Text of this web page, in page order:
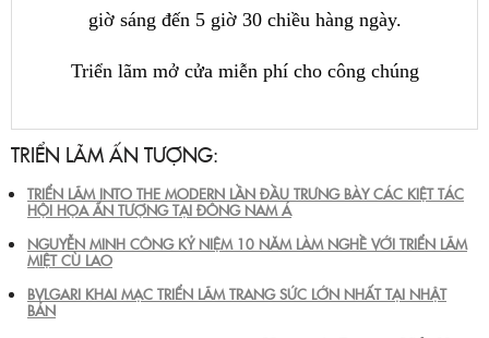
giờ sáng đến 5 giờ 30 chiều hàng ngày.
Triển lãm mở cửa miễn phí cho công chúng
TRIỂN LÃM ẤN TƯỢNG:
TRIỂN LÃM INTO THE MODERN LẦN ĐẦU TRƯNG BÀY CÁC KIỆT TÁC
HỘI HỌA ẤN TƯỢNG TẠI ĐÔNG NAM Á
NGUYỄN MINH CÔNG KỶ NIỆM 10 NĂM LÀM NGHỀ VỚI TRIỂN LÃM
MIỆT CÙ LAO
BVLGARI KHAI MẠC TRIỂN LÃM TRANG SỨC LỚN NHẤT TẠI NHẬT
BẢN